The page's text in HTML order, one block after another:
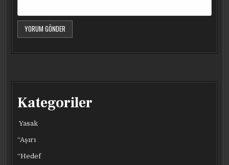
Kategoriler
Yasak
“Aşırı
“Hedef